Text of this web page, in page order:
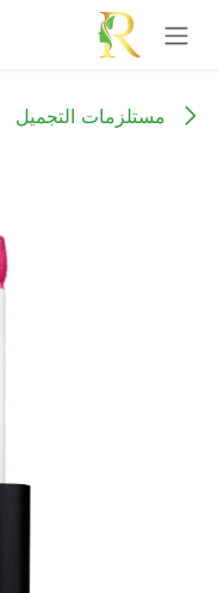
تخطي للذهاب إلى المحتوى
مستلزمات التجميل